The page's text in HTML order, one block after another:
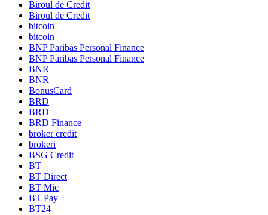
Biroul de Credit
Biroul de Credit
bitcoin
bitcoin
BNP Paribas Personal Finance
BNP Paribas Personal Finance
BNR
BNR
BonusCard
BRD
BRD
BRD Finance
broker credit
brokeri
BSG Credit
BT
BT Direct
BT Mic
BT Pay
BT24